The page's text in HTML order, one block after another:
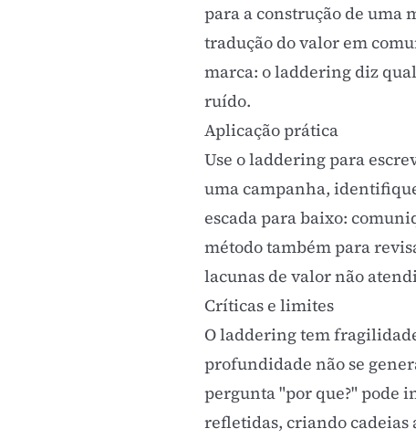
para a construção de uma
tradução do valor em
marca: o laddering diz
ruído.
Aplicação prática
Use o laddering para
uma campanha,
escada para baixo:
método também para
lacunas de valor não
Críticas e limites
O laddering tem
profundidade não se
pergunta "por que?" pode
refletidas, criando